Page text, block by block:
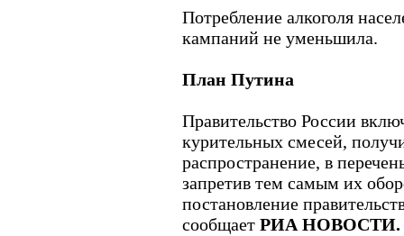
Потребление алкоголя
кампаний не уменьшила.
План Путина
Правительство России
курительных смесей,
распространение, в
запретив тем самым их
постановление
сообщает РИА НОВОСТИ.